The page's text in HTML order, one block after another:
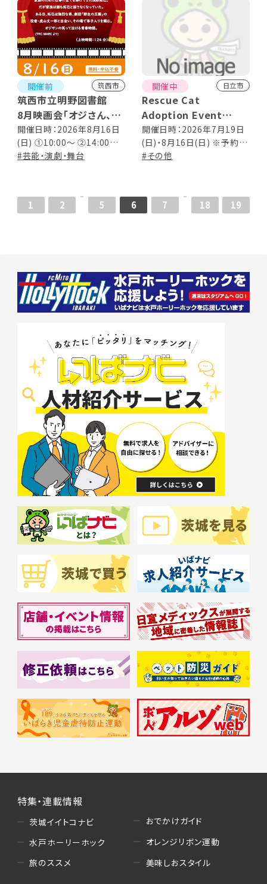
開催前 筑西市
筑西市立明野図書館
8月映画会「オジさん、劇
団始めました。」
開催日時：2026年8月16日
(日) ①10:00～ ②14:00～
（上映時間 124分）
#芸能・演劇・舞台
開催中 日立市
Rescue Cat
Adoption Event
保護猫を家族に迎えてみ
ませんか？
家族にニャろうよ！ 大み
開催日時：2026年7月19日
(日)・8月16日(日) ※予約不
要 12:00～15:00
#その他
1 2 5 6 7 18 19
特集・連載情報
茨城イイトコナビ
水戸ホーリーホック
旅のススメ
おでかけガイド
オレンジリボン運動
美味しおスタイル